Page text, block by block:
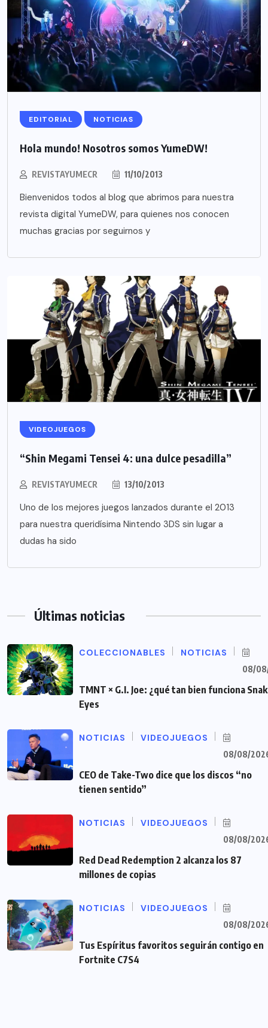
EDITORIAL NOTICIAS
Hola mundo! Nosotros somos YumeDW!
REVISTAYUMECR 11/10/2013
Bienvenidos todos al blog que abrimos para nuestra
revista digital YumeDW, para quienes nos conocen
muchas gracias por seguirnos y
VIDEOJUEGOS
“Shin Megami Tensei 4: una dulce pesadilla”
REVISTAYUMECR 13/10/2013
Uno de los mejores juegos lanzados durante el 2013
para nuestra queridísima Nintendo 3DS sin lugar a
dudas ha sido
Últimas noticias
COLECCIONABLES NOTICIAS
08/
TMNT × G.I. Joe: ¿qué tan bien funciona
Eyes
NOTICIAS VIDEOJUEGOS
08/08/
CEO de Take-Two dice que los discos “no
tienen sentido”
NOTICIAS VIDEOJUEGOS
08/08/
Red Dead Redemption 2 alcanza los 87
millones de copias
NOTICIAS VIDEOJUEGOS
08/08/
Tus Espíritus favoritos seguirán contigo en
Fortnite C7S4